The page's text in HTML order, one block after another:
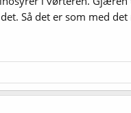
Så det er som med